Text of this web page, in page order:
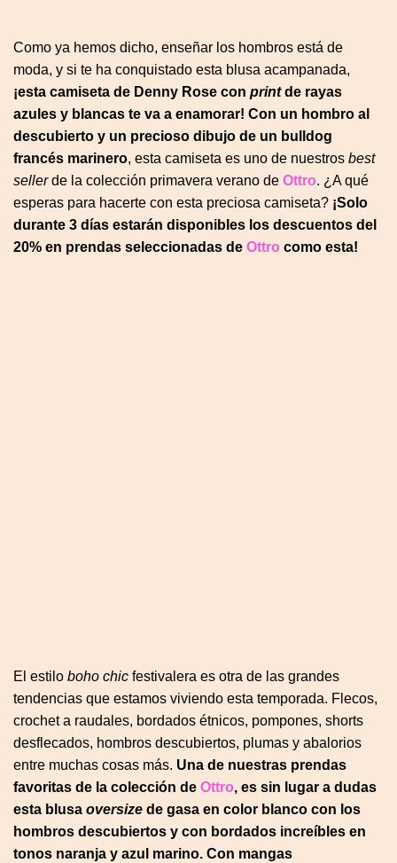
Como ya hemos dicho, enseñar los hombros está de
moda, y si te ha conquistado esta blusa acampanada,
¡esta camiseta de Denny Rose con printde rayas
azules y blancas te va a enamorar! Con un hombro al
descubierto y un precioso dibujo de un bulldog
francés marinero, esta camiseta es uno de nuestros best
sellerde la colección primavera verano de Ottro. ¿A qué
esperas para hacerte con esta preciosa camiseta? ¡Solo
durante 3 días estarán disponibles los descuentos del
20% en prendas seleccionadas de Ottro como esta!
El estilo boho chic festivalera es otra de las grandes
tendencias que estamos viviendo esta temporada. Flecos,
crochet a raudales, bordados étnicos, pompones, shorts
desflecados, hombros descubiertos, plumas y abalorios
entre muchas cosas más. Una de nuestras prendas
favoritas de la colección de Ottro, es sin lugar a dudas
esta blusa oversize de gasa en color blanco con los
hombros descubiertos y con bordados increíbles en
tonos naranja y azul marino. Con mangas